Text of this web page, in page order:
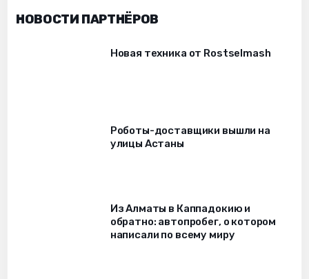
НОВОСТИ ПАРТНЁРОВ
Новая техника от Rostselmash
Роботы-доставщики вышли на
улицы Астаны
Из Алматы в Каппадокию и
обратно: автопробег, о котором
написали по всему миру